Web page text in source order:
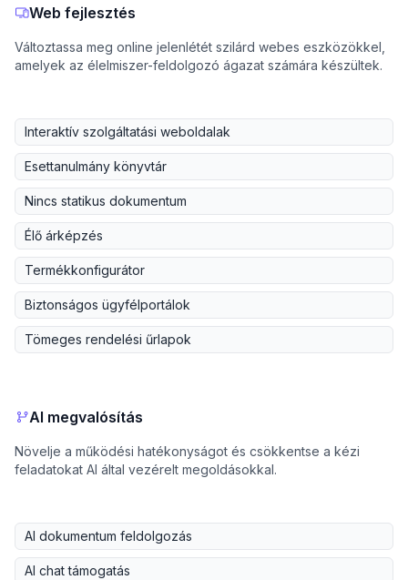
Web fejlesztés
Változtassa meg online jelenlétét szilárd webes eszközökkel,
amelyek az élelmiszer-feldolgozó ágazat számára készültek.
Interaktív szolgáltatási weboldalak
Esettanulmány könyvtár
Nincs statikus dokumentum
Élő árképzés
Termékkonfigurátor
Biztonságos ügyfélportálok
Tömeges rendelési űrlapok
AI megvalósítás
Növelje a működési hatékonyságot és csökkentse a kézi
feladatokat AI által vezérelt megoldásokkal.
AI dokumentum feldolgozás
AI chat támogatás